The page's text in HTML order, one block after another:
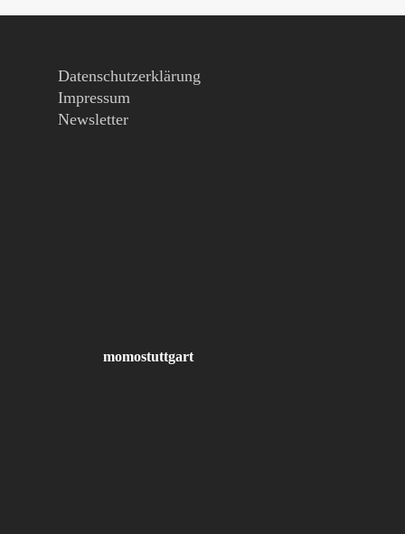
Datenschutzerklärung
Impressum
Newsletter
momostuttgart